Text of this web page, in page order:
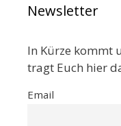
Newsletter
In Kürze kommt
tragt Euch hier
Email